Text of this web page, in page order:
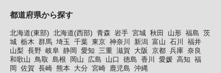
都道府県から探す
北海道(東部) 北海道(西部) 青森 岩手 宮城 秋田 山形 福島 茨
城 栃木 群馬 埼玉 千葉 東京 神奈川 新潟 富山 石川
福井
山梨 長野 岐阜 静岡 愛知 三重 滋賀 大阪 京都 兵庫 奈良
和歌山
鳥取 島根 岡山 広島 山口 徳島 香川 愛媛 高知 福
岡
佐賀 長崎 熊本 大分 宮崎 鹿児島 沖縄